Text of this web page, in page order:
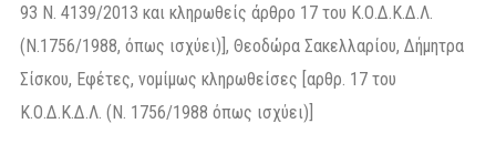
93 Ν. 4139/2013 και κληρωθείς άρθρο 17 του Κ.Ο.Δ.Κ.Δ.Λ.
(Ν.1756/1988, όπως ισχύει)], Θεοδώρα Σακελλαρίου, Δήμητρα
Σίσκου, Εφέτες, νομίμως κληρωθείσες [αρθρ. 17 του
Κ.Ο.Δ.Κ.Δ.Λ. (Ν. 1756/1988 όπως ισχύει)]